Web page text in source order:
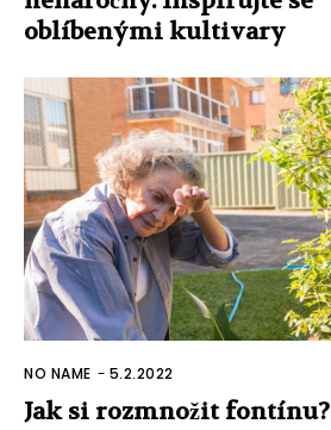
oblíbenými kultivary
NO NAME - 5.2.2022
Jak si rozmnožit fontínu?